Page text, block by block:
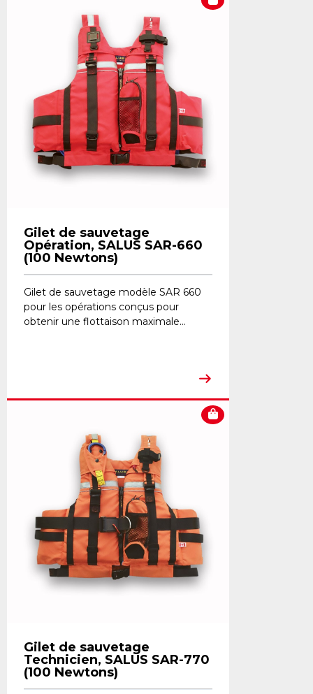
Gilet de sauvetage
Opération, SALUS SAR-660
(100 Newtons)
​Gilet de sauvetage modèle SAR 660
pour les opérations conçus pour
obtenir une flottaison maximale...
Gilet de sauvetage
Technicien, SALUS SAR-770
(100 Newtons)